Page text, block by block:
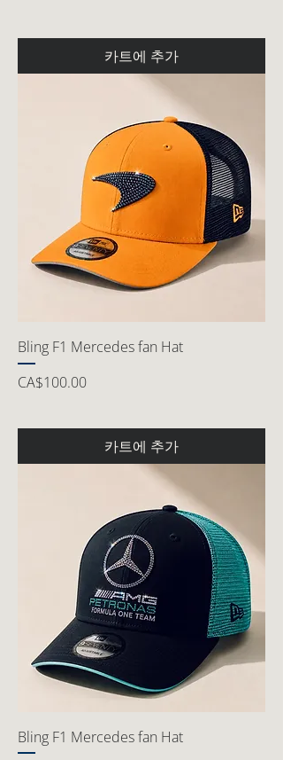
카트에 추가
Bling F1 Mercedes fan Hat
가격
CA$100.00
카트에 추가
Bling F1 Mercedes fan Hat